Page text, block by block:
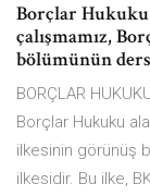
Borçlar
çalışmamız,
bölümünün
BORÇLAR
Borçlar Hukuku
ilkesinin görünüş
ilkesidir. Bu ilke,